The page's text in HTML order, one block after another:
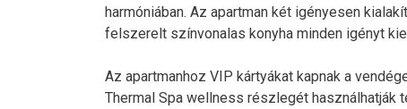
harmóniában. Az apartman két igényesen
felszerelt színvonalas konyha minden igényt
Az apartmanhoz VIP kártyákat kapnak a
Thermal Spa wellness részlegét